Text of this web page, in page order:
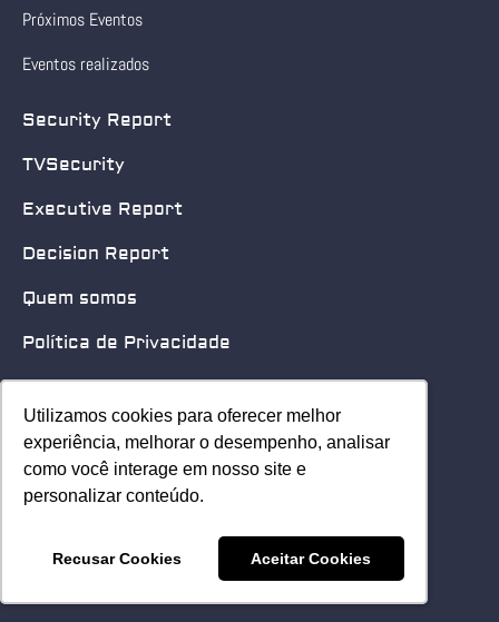
Utilizamos cookies para oferecer melhor
experiência, melhorar o desempenho, analisar
como você interage em nosso site e
personalizar conteúdo.
Recusar Cookies Aceitar Cookies
Utilizamos cookies para oferecer melhor
experiência, melhorar o desempenho, analisar
como você interage em nosso site e
personalizar conteúdo.
Recusar Cookies Aceitar Cookies
Próximos Eventos
Eventos realizados
Security Report
TVSecurity
Executive Report
Decision Report
Quem somos
Política de Privacidade
Quero patrocinar
Contato
Home
© 2025 Security Leader. Todos os Direitos Reservados.